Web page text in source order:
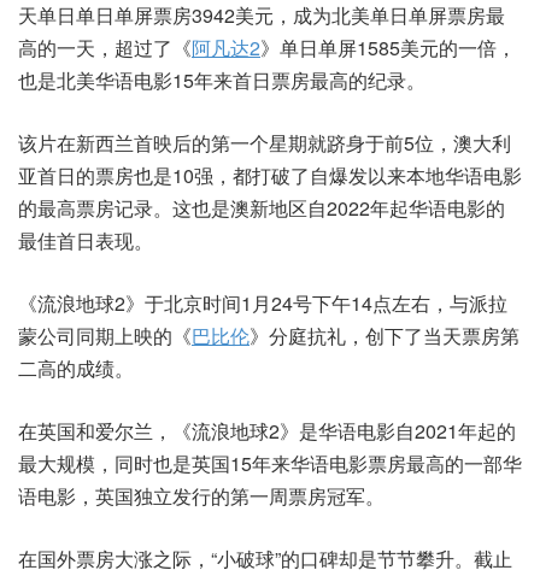
天单日单日单屏票房3942美元，成为北美单日单屏票房最
高的一天，超过了《阿凡达2》单日单屏1585美元的一倍，
也是北美华语电影15年来首日票房最高的纪录。
该片在新西兰首映后的第一个星期就跻身于前5位，澳大利
亚首日的票房也是10强，都打破了自爆发以来本地华语电影
的最高票房记录。这也是澳新地区自2022年起华语电影的
最佳首日表现。
《流浪地球2》于北京时间1月24号下午14点左右，与派拉
蒙公司同期上映的《巴比伦》分庭抗礼，创下了当天票房第
二高的成绩。
在英国和爱尔兰，《流浪地球2》是华语电影自2021年起的
最大规模，同时也是英国15年来华语电影票房最高的一部华
语电影，英国独立发行的第一周票房冠军。
在国外票房大涨之际，“小破球”的口碑却是节节攀升。截止